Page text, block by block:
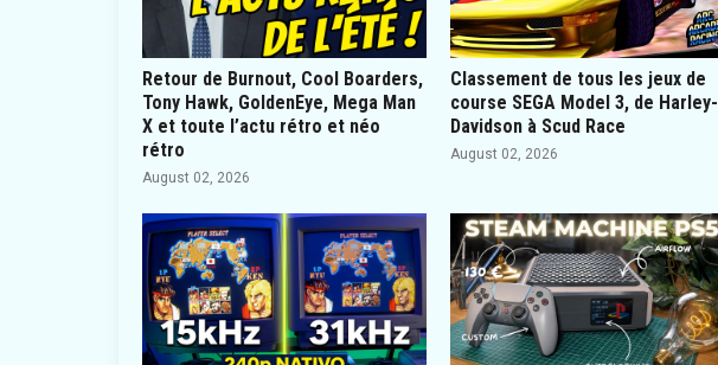
Retour de Burnout, Cool Boarders,
Tony Hawk, GoldenEye, Mega Man
X et toute l’actu rétro et néo
rétro
August 02, 2026
Classement de tous les jeux de
course SEGA Model 3, de Harley-
Davidson à Scud Race
August 02, 2026